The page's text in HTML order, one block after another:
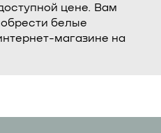
цене. Вам
белые
магазине на